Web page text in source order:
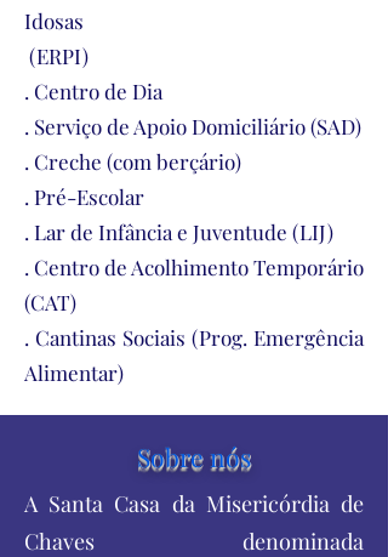
Idosas
(ERPI)
. Centro de Dia
. Serviço de Apoio Domiciliário (SAD)
. Creche (com berçário)
. Pré-Escolar
. Lar de Infância e Juventude (LIJ)
. Centro de Acolhimento Temporário
(CAT)
. Cantinas Sociais (Prog. Emergência
Alimentar)
Sobre nós
A Santa Casa da Misericórdia de
Chaves denominada